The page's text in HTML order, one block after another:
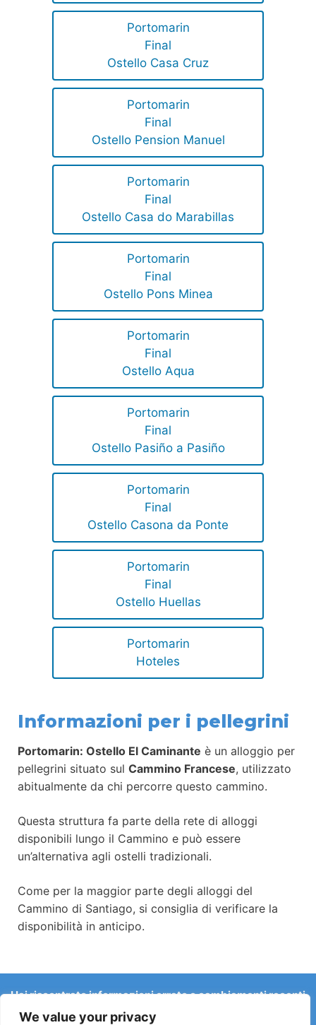
We value your privacy
Portomarin
Final
Ostello Casa Cruz
Portomarin
Final
Ostello Pension Manuel
Portomarin
Final
Ostello Casa do Marabillas
Portomarin
Final
Ostello Pons Minea
Portomarin
Final
Ostello Aqua
Portomarin
Final
Ostello Pasiño a Pasiño
Portomarin
Final
Ostello Casona da Ponte
Portomarin
Final
Ostello Huellas
Portomarin
Hoteles
Informazioni per i pellegrini
Portomarin: Ostello El Caminante è un alloggio per
pellegrini situato sul Cammino Francese, utilizzato
abitualmente da chi percorre questo cammino.
Questa struttura fa parte della rete di alloggi
disponibili lungo il Cammino e può essere
un’alternativa agli ostelli tradizionali.
Come per la maggior parte degli alloggi del
Cammino di Santiago, si consiglia di verificare la
disponibilità in anticipo.
Hai riscontrato informazioni errate o cambiamenti recenti